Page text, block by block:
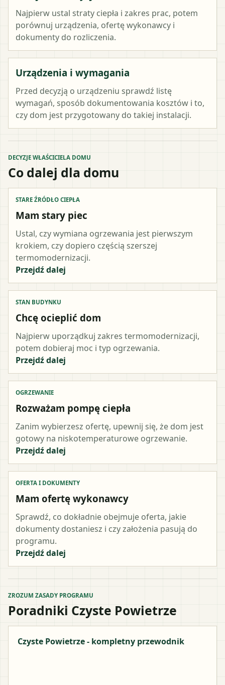
Najpierw ustal straty ciepła i zakres prac, potem
porównuj urządzenia, ofertę wykonawcy i
dokumenty do rozliczenia.
Urządzenia i wymagania
Przed decyzją o urządzeniu sprawdź listę
wymagań, sposób dokumentowania kosztów i to,
czy dom jest przygotowany do takiej instalacji.
DECYZJE WŁAŚCICIELA DOMU
Co dalej dla domu
STARE ŹRÓDŁO CIEPŁA
Mam stary piec
Ustal, czy wymiana ogrzewania jest pierwszym
krokiem, czy dopiero częścią szerszej
termomodernizacji.
Przejdź dalej
STAN BUDYNKU
Chcę ocieplić dom
Najpierw uporządkuj zakres termomodernizacji,
potem dobieraj moc i typ ogrzewania.
Przejdź dalej
OGRZEWANIE
Rozważam pompę ciepła
Zanim wybierzesz ofertę, upewnij się, że dom jest
gotowy na niskotemperaturowe ogrzewanie.
Przejdź dalej
OFERTA I DOKUMENTY
Mam ofertę wykonawcy
Sprawdź, co dokładnie obejmuje oferta, jakie
dokumenty dostaniesz i czy założenia pasują do
programu.
Przejdź dalej
ZROZUM ZASADY PROGRAMU
Poradniki Czyste Powietrze
Czyste Powietrze - kompletny przewodnik